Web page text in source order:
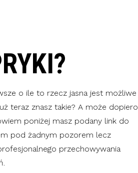
o ile to rzecz jasna jest możliwe
teraz znasz takie? A może dopiero
poniżej masz podany link do
pod żadnym pozorem lecz
przechowywania